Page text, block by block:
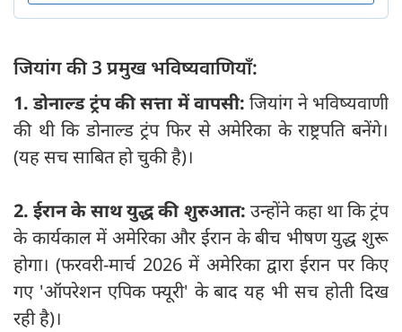
जियांग की 3 प्रमुख भविष्यवाणियाँ:
1. डोनाल्ड ट्रंप की सत्ता में वापसी: जियांग ने भविष्यवाणी
की थी कि डोनाल्ड ट्रंप फिर से अमेरिका के राष्ट्रपति बनेंगे।
(यह सच साबित हो चुकी है)।
2. ईरान के साथ युद्ध की शुरुआत: उन्होंने कहा था कि ट्रंप
के कार्यकाल में अमेरिका और ईरान के बीच भीषण युद्ध शुरू
होगा। (फरवरी-मार्च 2026 में अमेरिका द्वारा ईरान पर किए
गए 'ऑपरेशन एपिक फ्यूरी' के बाद यह भी सच होती दिख
रही है)।